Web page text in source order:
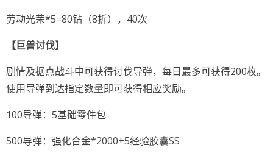
劳动光荣*5=80钻（8折），40次
【巨兽讨伐】
剧情及据点战斗中可获得讨伐导弹，每日最多可获得200枚。
使用导弹到达指定数量即可获得相应奖励。
100导弹：5基础零件包
500导弹：强化合金*2000+5经验胶囊SS